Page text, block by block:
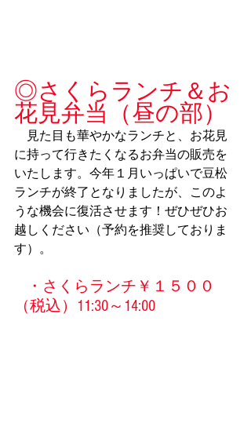
◎さくらランチ＆お
花見弁当（昼の部）
見た目も華やかなランチと、お花見
に持って行きたくなるお弁当の販売を
いたします。今年１月いっぱいで豆松
ランチが終了となりましたが、このよ
うな機会に復活させます！ぜひぜひお
越しください（予約を推奨しておりま
す）。
・さくらランチ￥１５００
（税込）11:30～14:00